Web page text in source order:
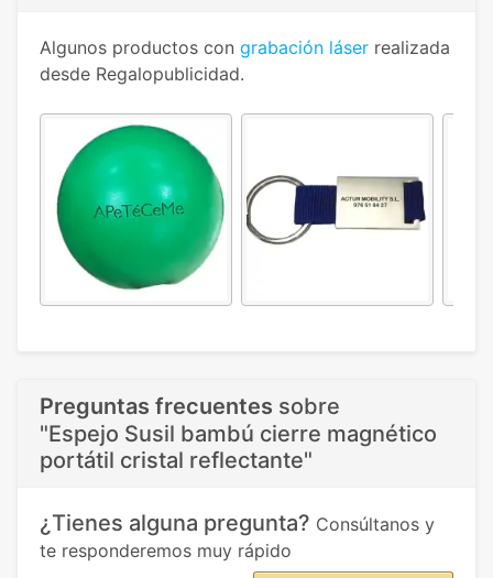
Algunos productos con grabación láser realizada
desde Regalopublicidad.
Preguntas frecuentes sobre
"Espejo Susil bambú cierre magnético
portátil cristal reflectante"
¿Tienes alguna pregunta? Consúltanos y
te responderemos muy rápido